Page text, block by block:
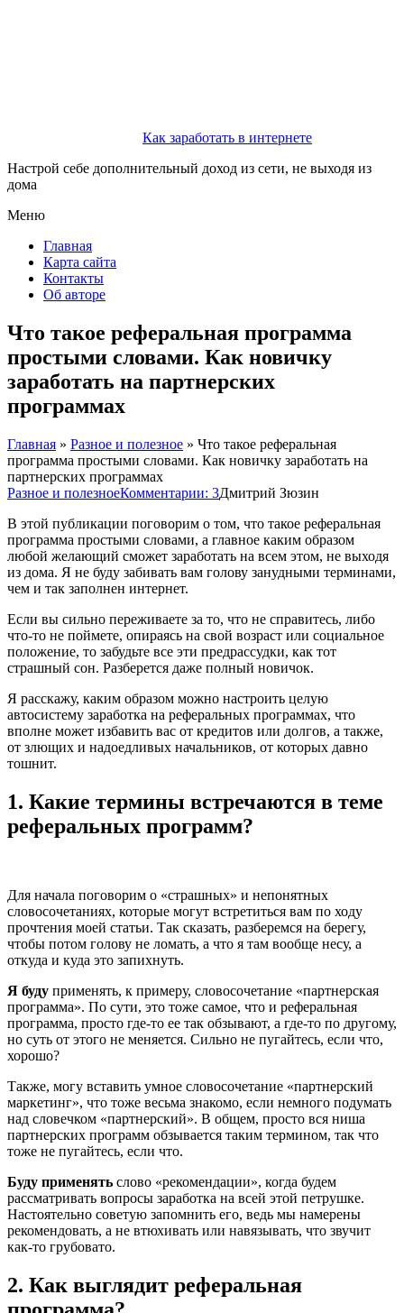
Как заработать в интернете
Настрой себе дополнительный доход из сети, не выходя из
дома
Меню
Главная
Карта сайта
Контакты
Об авторе
Что такое реферальная программа
простыми словами. Как новичку
заработать на партнерских
программах
Главная » Разное и полезное » Что такое реферальная
программа простыми словами. Как новичку заработать на
партнерских программах
Разное и полезноеКомментарии: 3Дмитрий Зюзин
В этой публикации поговорим о том, что такое реферальная
программа простыми словами, а главное каким образом
любой желающий сможет заработать на всем этом, не выходя
из дома. Я не буду забивать вам голову занудными терминами,
чем и так заполнен интернет.
Если вы сильно переживаете за то, что не справитесь, либо
что-то не поймете, опираясь на свой возраст или социальное
положение, то забудьте все эти предрассудки, как тот
страшный сон. Разберется даже полный новичок.
Я расскажу, каким образом можно настроить целую
автосистему заработка на реферальных программах, что
вполне может избавить вас от кредитов или долгов, а также,
от злющих и надоедливых начальников, от которых давно
тошнит.
1. Какие термины встречаются в теме
реферальных программ?
Для начала поговорим о «страшных» и непонятных
словосочетаниях, которые могут встретиться вам по ходу
прочтения моей статьи. Так сказать, разберемся на берегу,
чтобы потом голову не ломать, а что я там вообще несу, а
откуда и куда это запихнуть.
Я буду применять, к примеру, словосочетание «партнерская
программа». По сути, это тоже самое, что и реферальная
программа, просто где-то ее так обзывают, а где-то по другому,
но суть от этого не меняется. Сильно не пугайтесь, если что,
хорошо?
Также, могу вставить умное словосочетание «партнерский
маркетинг», что тоже весьма знакомо, если немного подумать
над словечком «партнерский». В общем, просто вся ниша
партнерских программ обзывается таким термином, так что
тоже не пугайтесь, если что.
Буду применять слово «рекомендации», когда будем
рассматривать вопросы заработка на всей этой петрушке.
Настоятельно советую запомнить его, ведь мы намерены
рекомендовать, а не втюхивать или навязывать, что звучит
как-то грубовато.
2. Как выглядит реферальная